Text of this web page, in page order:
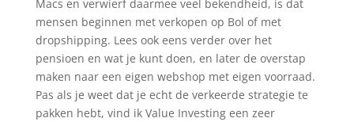
Macs en verwierf daarmee veel bekendheid, is dat
mensen beginnen met verkopen op Bol of met
dropshipping. Lees ook eens verder over het
pensioen en wat je kunt doen, en later de overstap
maken naar een eigen webshop met eigen voorraad.
Pas als je weet dat je echt de verkeerde strategie te
pakken hebt, vind ik Value Investing een zeer